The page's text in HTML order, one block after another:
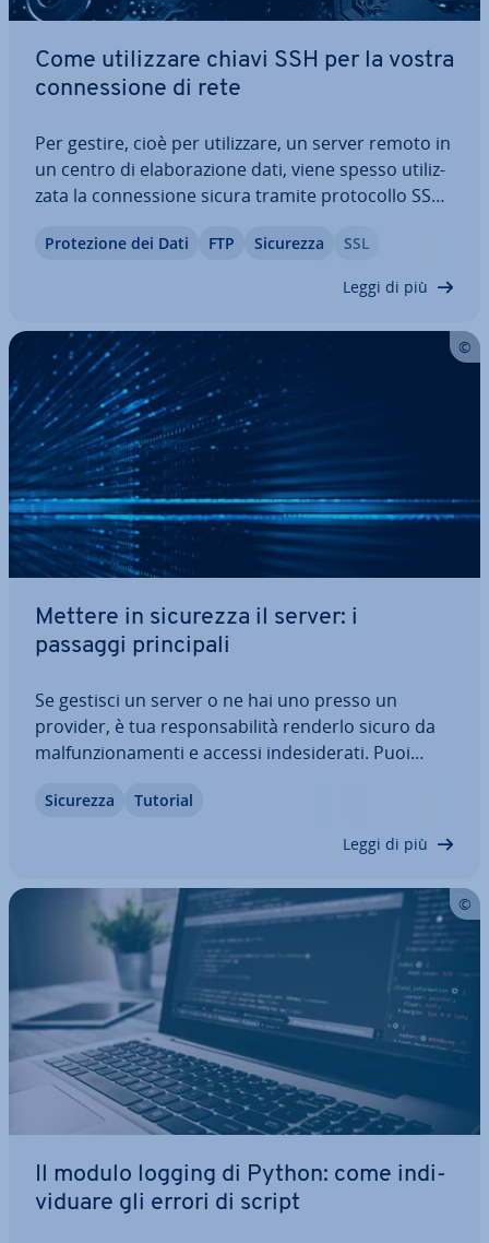
Come uti­liz­za­re chiavi SSH per la vostra
con­nes­sio­ne di rete
Per gestire, cioè per uti­liz­za­re, un server remoto in
un centro di ela­bo­ra­zio­ne dati, viene spesso uti­liz­
za­ta la con­nes­sio­ne sicura tramite pro­to­col­lo SSH.
preceduto da un processo di iden­ti­fi­ca­zio­ne, ge­ne­
Pro­te­zio­ne dei Dati FTP Sicurezza SSL
Leggi di più
Mettere in sicurezza il server: i
passaggi prin­ci­pa­li
Se gestisci un server o ne hai uno presso un
provider, è tua re­spon­sa­bi­li­tà renderlo sicuro da
mal­fun­zio­na­men­ti e accessi in­de­si­de­ra­ti. Puoi
server già al momento della con­fi­gu­ra­zio­ne. In par­
Sicurezza Tutorial
Leggi di più
Il modulo logging di Python: come in­di­
vi­dua­re gli errori di script